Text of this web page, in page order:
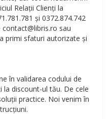
Relații Clienți la
și 0372.874.742
sau
primi sfaturi autorizate și
în validarea codului de
la discount-ul tău. De cele
practice. Noi venim în